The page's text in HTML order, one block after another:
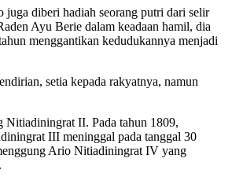
diberi hadiah seorang putri dari selir
Ayu Berie dalam keadaan hamil, dia
menggantikan kedudukannya menjadi
setia kepada rakyatnya, namun
Nitiadiningrat II. Pada tahun 1809,
III meninggal pada tanggal 30
Ario Nitiadiningrat IV yang